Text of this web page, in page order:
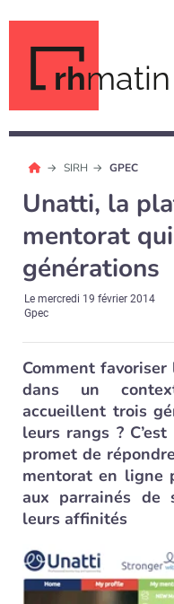
rhmatin
SIRH GPEC
Unatti, la
mentorat
générations
Lemercredi 19 février 2014
Gpec
Comment
dans un
accueillent trois
leurs rangs ?
promet de répondre
mentorat en ligne
aux parrainés de
leurs affinités